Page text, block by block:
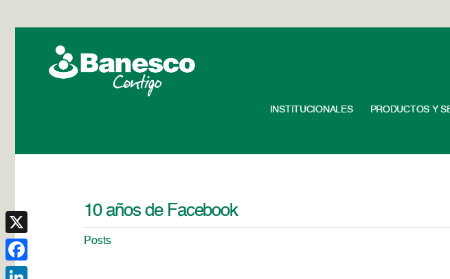
INSTITUCIONALES PRODUCTOS Y
10 años de Facebook
Posts
X
Facebook